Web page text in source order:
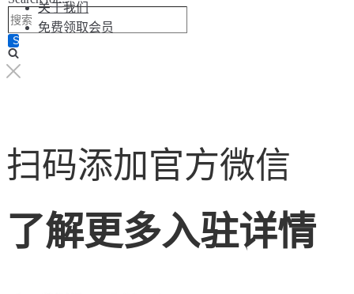
关于我们
免费领取会员
扫码添加官方微信
了解更多入驻详情